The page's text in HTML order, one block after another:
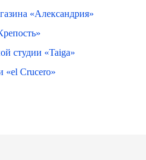
«Александрия»
студии «Taiga»
«el Crucero»